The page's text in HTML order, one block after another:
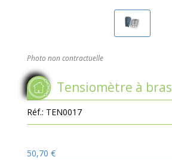
Photo non contractuelle
Tensiomètre à bras
Réf.: TEN0017
50,70 €